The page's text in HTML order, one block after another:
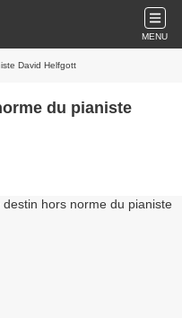
MENU
David Helfgott
du pianiste